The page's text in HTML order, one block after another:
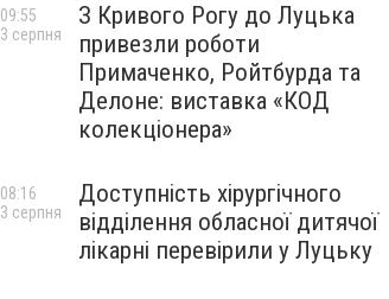
З Кривого Рогу до Луцька
привезли роботи
Примаченко, Ройтбурда та
Делоне: виставка «КОД
колекціонера»
09:55
3 серпня
Доступність хірургічного
відділення обласної дитячої
лікарні перевірили у Луцьку
08:16
3 серпня